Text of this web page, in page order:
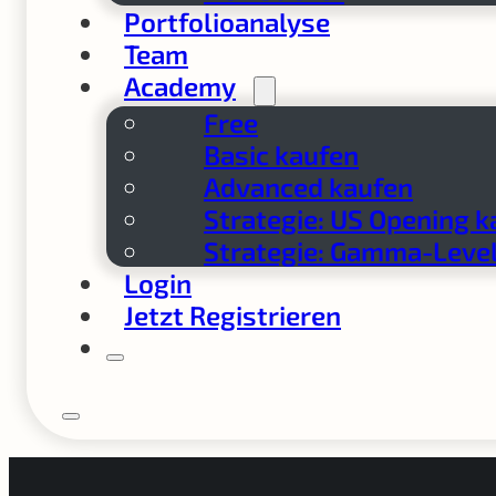
Portfolioanalyse
Team
Academy
Free
Basic kaufen
Advanced kaufen
Strategie: US Opening
Strategie: Gamma-
Login
Jetzt Registrieren